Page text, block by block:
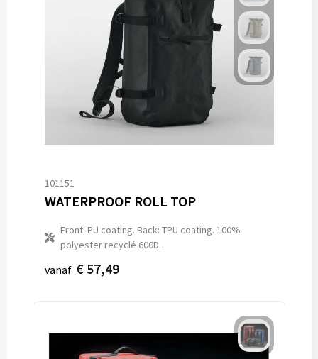
101151
WATERPROOF ROLL TOP
Front: PU coating. Back: TPU coating. 100%
polyester recyclé 600D.
vanaf € 57,49